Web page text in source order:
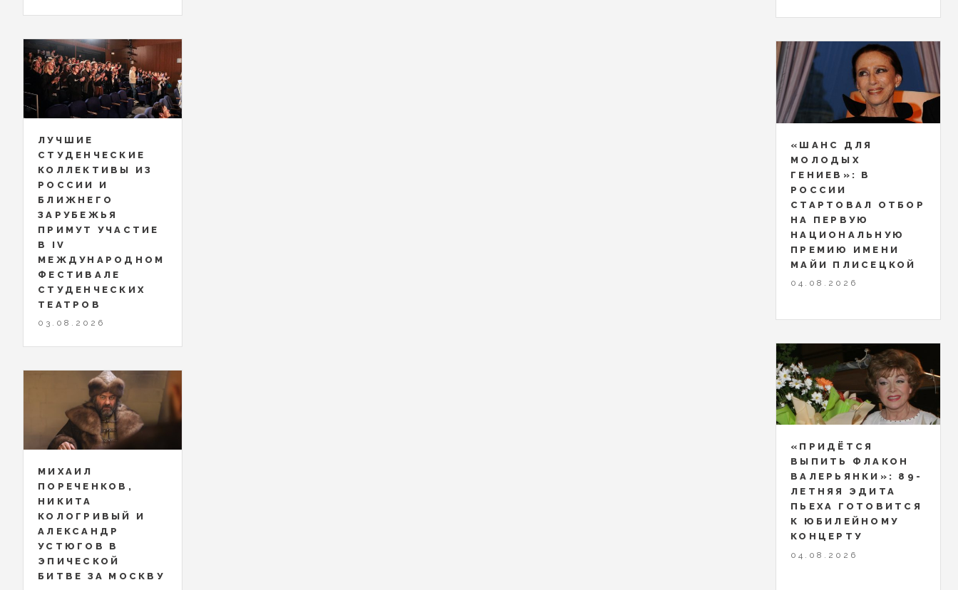
ЛУЧШИЕ
СТУДЕНЧЕСКИЕ
КОЛЛЕКТИВЫ ИЗ
РОССИИ И
БЛИЖНЕГО
ЗАРУБЕЖЬЯ
ПРИМУТ УЧАСТИЕ
В IV
МЕЖДУНАРОДНОМ
ФЕСТИВАЛЕ
СТУДЕНЧЕСКИХ
ТЕАТРОВ
03.08.2026
МИХАИЛ
ПОРЕЧЕНКОВ,
НИКИТА
КОЛОГРИВЫЙ И
АЛЕКСАНДР
УСТЮГОВ В
ЭПИЧЕСКОЙ
БИТВЕ ЗА МОСКВУ
«ШАНС ДЛЯ
МОЛОДЫХ
ГЕНИЕВ»: В
РОССИИ
СТАРТОВАЛ ОТБОР
НА ПЕРВУЮ
НАЦИОНАЛЬНУЮ
ПРЕМИЮ ИМЕНИ
МАЙИ ПЛИСЕЦКОЙ
04.08.2026
«ПРИДЁТСЯ
ВЫПИТЬ ФЛАКОН
ВАЛЕРЬЯНКИ»: 89-
ЛЕТНЯЯ ЭДИТА
ПЬЕХА ГОТОВИТСЯ
К ЮБИЛЕЙНОМУ
КОНЦЕРТУ
04.08.2026